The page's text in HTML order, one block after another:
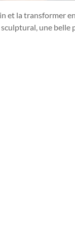
et la transformer
une belle